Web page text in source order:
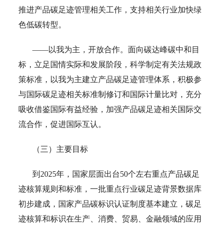
推进产品碳足迹管理相关工作，支持相关行业加快绿
色低碳转型。
——以我为主，开放合作。面向碳达峰碳中和目
标，立足国情实际和发展阶段，科学制定有关法规政
策标准，以我为主建立产品碳足迹管理体系，积极参
与国际碳足迹相关标准制修订和国际计量比对，充分
吸收借鉴国际有益经验，加强产品碳足迹相关国际交
流合作，促进国际互认。
（三）主要目标
到2025年，国家层面出台50个左右重点产品碳足
迹核算规则和标准，一批重点行业碳足迹背景数据库
初步建成，国家产品碳标识认证制度基本建立，碳足
迹核算和标识在生产、消费、贸易、金融领域的应用